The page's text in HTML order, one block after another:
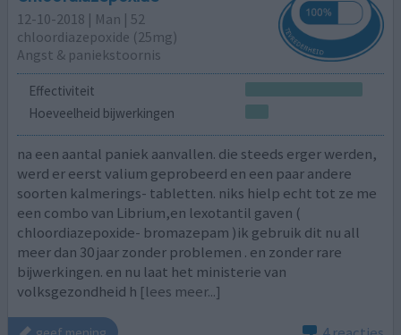
12-10-2018 | Man | 52
chloordiazepoxide (25mg)
Angst & paniekstoornis
Effectiviteit
Hoeveelheid bijwerkingen
na een aantal paniek aanvallen. die steeds erger werden,
werd er eerst valium geprobeerd en een paar andere
soorten kalmerings- tabletten. niks hielp echt tot ze me
een combo van Librium,en lexotantil gaven (
chloordiazepoxide- bromazepam )ik gebruik dit nu all
meer dan 30 jaar zonder problemen . en zonder rare
bijwerkingen. en nu laat het ministerie van
volksgezondheid h [lees meer...]